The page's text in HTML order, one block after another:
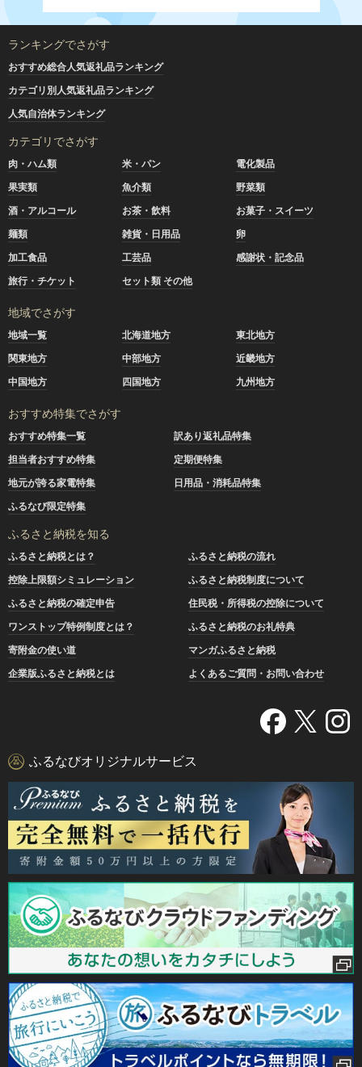
ランキングでさがす
おすすめ総合人気返礼品ランキング
カテゴリ別人気返礼品ランキング
人気自治体ランキング
カテゴリでさがす
肉・ハム類 米・パン
電化製品
果実類
魚介類
野菜類
酒・アルコール
お茶・飲料
お菓子・スイーツ
麺類
雑貨・日用品
卵
加工食品
工芸品
感謝状・記念品
旅行・チケット
セット類 その他
地域でさがす
地域一覧 北海道地方
東北地方
関東地方
中部地方
近畿地方
中国地方
四国地方 九州地方
おすすめ特集でさがす
おすすめ特集一覧
訳あり返礼品特集
担当者おすすめ特集
定期便特集
地元が誇る家電特集
日用品・消耗品特集
ふるなび限定特集
ふるさと納税を知る
ふるさと納税とは？
ふるさと納税の流れ
控除上限額シミュレーション
ふるさと納税制度について
ふるさと納税の確定申告
住民税・所得税の控除について
ワンストップ特例制度とは？
ふるさと納税のお礼特典
寄附金の使い道
マンガふるさと納税
企業版ふるさと納税とは
よくあるご質問・お問い合わせ
ふるなびオリジナルサービス